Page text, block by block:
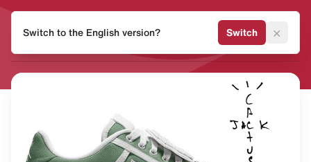
MVMNT
Switch to the English version? Switch ×